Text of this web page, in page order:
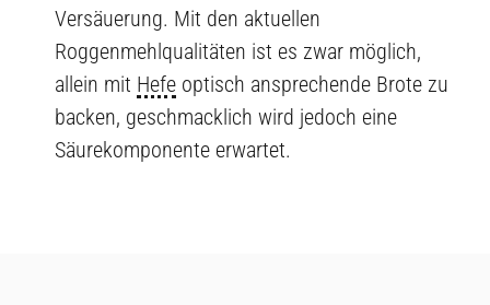
Versäuerung. Mit den aktuellen
Roggenmehlqualitäten ist es zwar möglich,
allein mit Hefe optisch ansprechende Brote zu
backen, geschmacklich wird jedoch eine
Säurekomponente erwartet.